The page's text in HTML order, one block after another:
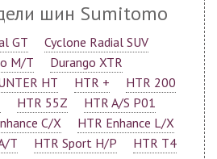
шин Sumitomo
GT
Cyclone Radial SUV
M/T
Durango XTR
HT HTR +
HTR 200
HTR 55Z
HTR A/S P01
C/X
HTR Enhance L/X
T HTR Sport H/P
HTR T4